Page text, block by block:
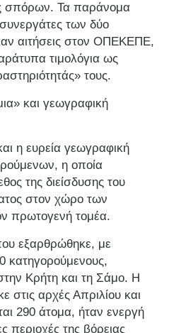
σπόρων. Τα παράνομα
των δύο
αιτήσεις στον ΟΠΕΚΕΠΕ,
τιμολόγια ως
τους.
και γεωγραφική
η ευρεία γεωγραφική
η οποία
της διείσδυσης του
στον χώρο των
πρωτογενή τομέα.
εξαρθρώθηκε, με
κατηγορούμενους,
Κρήτη και τη Σάμο. Η
στις αρχές Απριλίου και
290 άτομα, ήταν ενεργή
περιοχές της βόρειας